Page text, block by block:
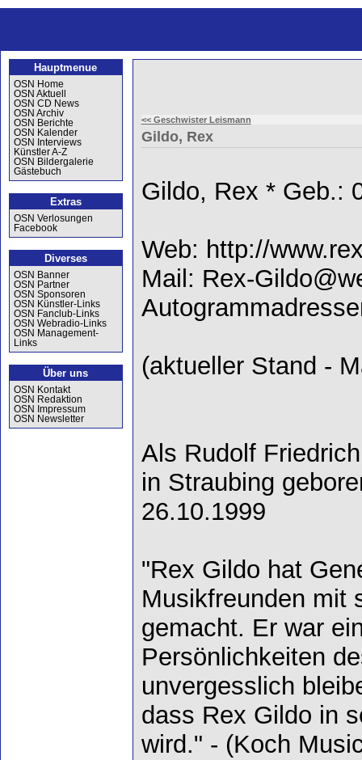
Hauptmenue
OSN Home
OSN Aktuell
OSN CD News
OSN Archiv
OSN Berichte
OSN Kalender
OSN Interviews
Künstler A-Z
OSN Bildergalerie
Gästebuch
Extras
OSN Verlosungen
Facebook
Diverses
OSN Banner
OSN Partner
OSN Sponsoren
OSN Künstler-Links
OSN Fanclub-Links
OSN Webradio-Links
OSN Management-
Links
Über uns
OSN Kontakt
OSN Redaktion
OSN Impressum
OSN Newsletter
<< Geschwister Leismann
Gildo, Rex
Gildo, Rex * Geb.:
Web: http://
Mail: Rex-
(aktueller Stand -
Als Rudolf
in Straubing
26.10.1999
"Rex Gildo hat
Musikfreunden mit
gemacht. Er war
Persönlichkeiten
unvergesslich
dass Rex Gildo in
wird." - (Koch